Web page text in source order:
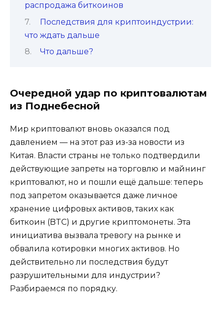
распродажа биткоинов
Последствия для криптоиндустрии:
что ждать дальше
Что дальше?
Очередной удар по криптовалютам
из Поднебесной
Мир криптовалют вновь оказался под
давлением — на этот раз из-за новости из
Китая. Власти страны не только подтвердили
действующие запреты на торговлю и майнинг
криптовалют, но и пошли ещё дальше: теперь
под запретом оказывается даже личное
хранение цифровых активов, таких как
биткоин (BTC) и другие криптомонеты. Эта
инициатива вызвала тревогу на рынке и
обвалила котировки многих активов. Но
действительно ли последствия будут
разрушительными для индустрии?
Разбираемся по порядку.